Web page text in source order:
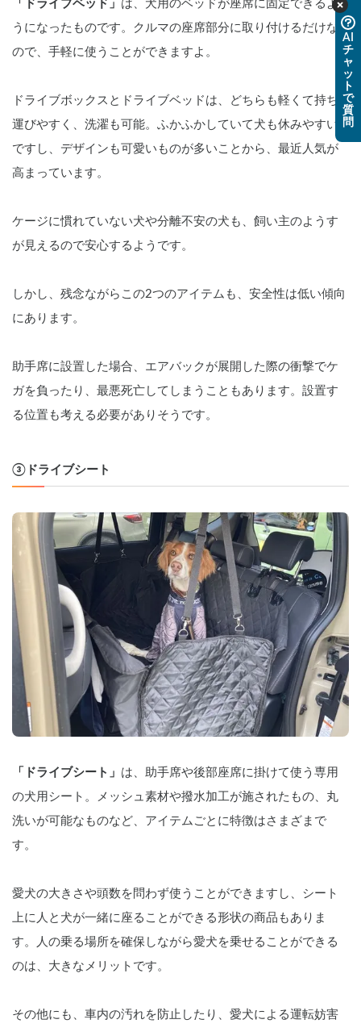
「ドライブベッド」 は、犬用のベッドが座席に固定できるよ
うになったものです。クルマの座席部分に取り付けるだけな
ので、手軽に使うことができますよ。
ドライブボックスとドライブベッドは、どちらも軽くて持ち
運びやすく、洗濯も可能。ふかふかしていて犬も休みやすい
ですし、デザインも可愛いものが多いことから、最近人気が
高まっています。
ケージに慣れていない犬や分離不安の犬も、飼い主のようす
が見えるので安心するようです。
しかし、残念ながらこの2つのアイテムも、安全性は低い傾向
にあります。
助手席に設置した場合、エアバックが展開した際の衝撃でケ
ガを負ったり、最悪死亡してしまうこともあります。設置す
る位置も考える必要がありそうです。
③ドライブシート
「ドライブシート」 は、助手席や後部座席に掛けて使う専用
の犬用シート。メッシュ素材や撥水加工が施されたもの、丸
洗いが可能なものなど、アイテムごとに特徴はさまざまで
す。
愛犬の大きさや頭数を問わず使うことができますし、シート
上に人と犬が一緒に座ることができる形状の商品もありま
す。人の乗る場所を確保しながら愛犬を乗せることができる
のは、大きなメリットです。
その他にも、車内の汚れを防止したり、愛犬による運転妨害
AI
チ
ャ
ッ
ト
で
質
問